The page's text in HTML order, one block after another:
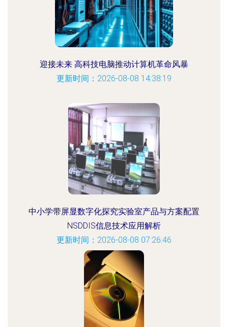
迎接未来 高科技电脑推动计算机革命风暴
更新时间：2026-08-08 14:38:19
中小学带屏显数字化探究实验室产品与方案配置
NSDDIS信息技术应用解析
更新时间：2026-08-08 07:26:46